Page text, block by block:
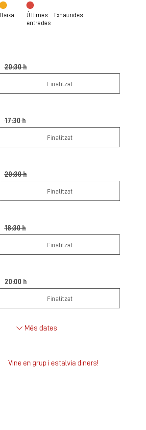
Baixa
Últimes
entrades
Exhaurides
20:30 h
Finalitzat
17:30 h
Finalitzat
20:30 h
Finalitzat
18:30 h
Finalitzat
20:00 h
Finalitzat
Més dates
Vine en grup i estalvia diners!